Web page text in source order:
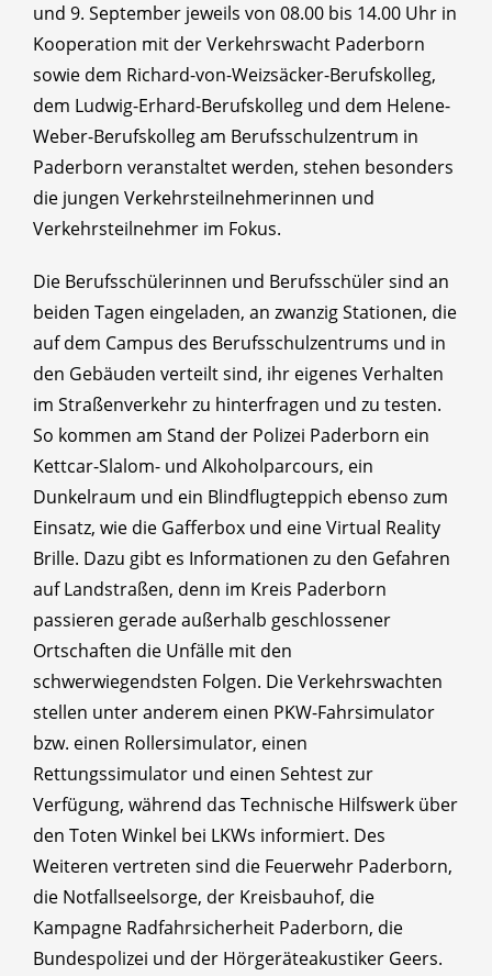
und 9. September jeweils von 08.00 bis 14.00 Uhr in
Kooperation mit der Verkehrswacht Paderborn
sowie dem Richard-von-Weizsäcker-Berufskolleg,
dem Ludwig-Erhard-Berufskolleg und dem Helene-
Weber-Berufskolleg am Berufsschulzentrum in
Paderborn veranstaltet werden, stehen besonders
die jungen Verkehrsteilnehmerinnen und
Verkehrsteilnehmer im Fokus.
Die Berufsschülerinnen und Berufsschüler sind an
beiden Tagen eingeladen, an zwanzig Stationen, die
auf dem Campus des Berufsschulzentrums und in
den Gebäuden verteilt sind, ihr eigenes Verhalten
im Straßenverkehr zu hinterfragen und zu testen.
So kommen am Stand der Polizei Paderborn ein
Kettcar-Slalom- und Alkoholparcours, ein
Dunkelraum und ein Blindflugteppich ebenso zum
Einsatz, wie die Gafferbox und eine Virtual Reality
Brille. Dazu gibt es Informationen zu den Gefahren
auf Landstraßen, denn im Kreis Paderborn
passieren gerade außerhalb geschlossener
Ortschaften die Unfälle mit den
schwerwiegendsten Folgen. Die Verkehrswachten
stellen unter anderem einen PKW-Fahrsimulator
bzw. einen Rollersimulator, einen
Rettungssimulator und einen Sehtest zur
Verfügung, während das Technische Hilfswerk über
den Toten Winkel bei LKWs informiert. Des
Weiteren vertreten sind die Feuerwehr Paderborn,
die Notfallseelsorge, der Kreisbauhof, die
Kampagne Radfahrsicherheit Paderborn, die
Bundespolizei und der Hörgeräteakustiker Geers.